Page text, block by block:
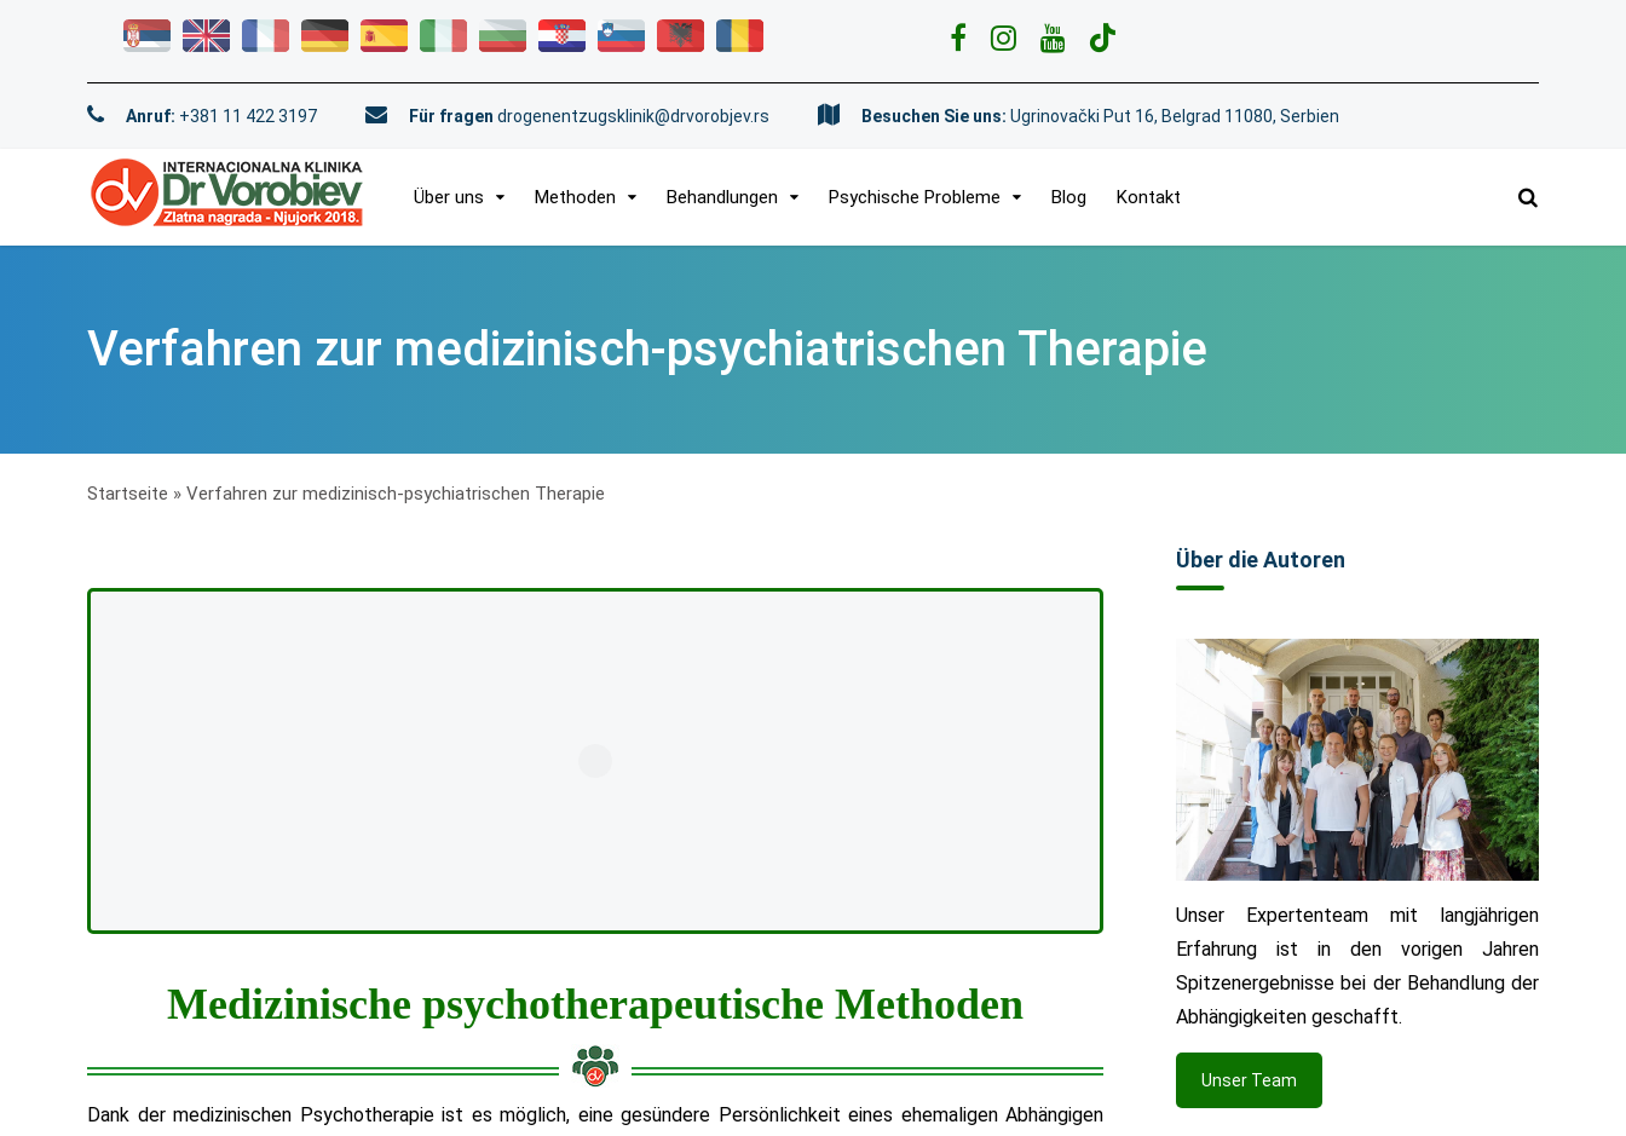
Anruf: +381 11 422 3197 Für fragen drogenentzugsklinik@drvorobjev.rs Besuchen Sie uns: Ugrinovački Put 16, Belgrad 11080, Serbien
Über uns Methoden Behandlungen Psychische Probleme Blog Kontakt
Verfahren zur medizinisch-psychiatrischen Therapie
Startseite » Verfahren zur medizinisch-psychiatrischen Therapie
Medizinische psychotherapeutische Methoden
Dank der medizinischen Psychotherapie ist es möglich, eine gesündere Persönlichkeit eines ehemaligen Abhängigen
Über die Autoren
Unser Expertenteam mit langjährigen
Erfahrung ist in den vorigen Jahren
Spitzenergebnisse bei der Behandlung der
Abhängigkeiten geschafft.
Unser Team